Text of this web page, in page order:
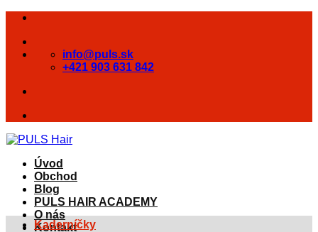
Skip
content
info@puls.sk
+421 903 631 842
Úvod
Obchod
Blog
PULS HAIR ACADEMY
O nás
Kontakt
Kaderníčky